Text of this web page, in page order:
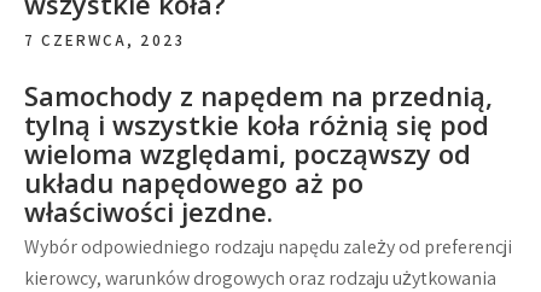
7 CZERWCA, 2023
Samochody z napędem na przednią,
tylną i wszystkie koła różnią się pod
wieloma względami, począwszy od
układu napędowego aż po
właściwości jezdne.
Wybór odpowiedniego rodzaju napędu zależy od preferencji
kierowcy, warunków drogowych oraz rodzaju użytkowania